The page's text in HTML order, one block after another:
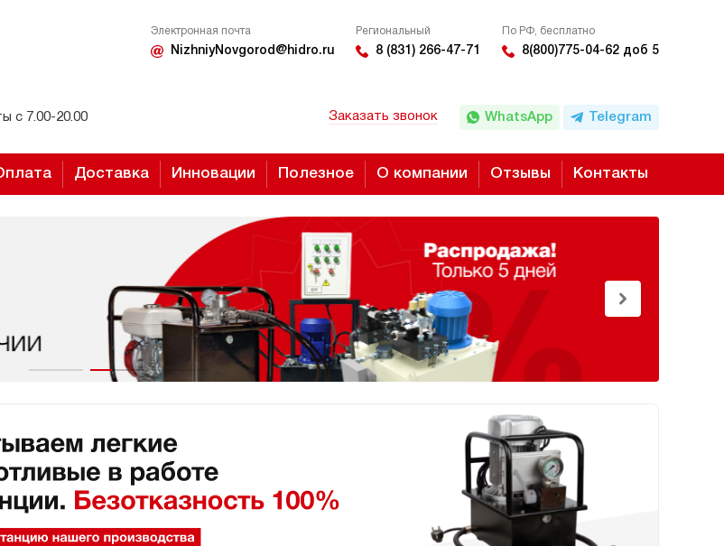
Электронная почта
NizhniyNovgorod@hidro.ru
Региональный
8 (831) 266-47-71
По РФ, бесплатно
8(800)775-04-62 доб 5
с 7.00-20.00 Заказать звонок WhatsApp Telegram
Доставка Инновации Полезное О компании Отзывы Контакты